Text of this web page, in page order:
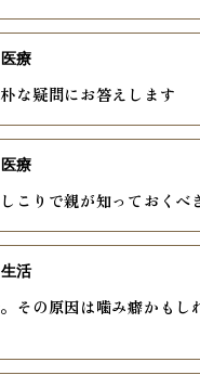
な疑問にお答えします
医療
こりで親が知っておくべ
医療
その原因は噛み癖かもし
生活